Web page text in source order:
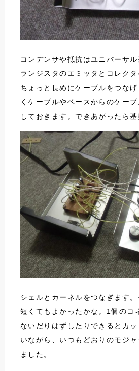
コンデンサや抵抗はユニバーサ
ランジスタのエミッタとコレク
ちょっと長めにケーブルをつな
くケーブルやベースからのケー
しておきます。できあがったら基
シェルとカーネルをつなぎます
短くてもよかったかな。1個のコ
ないだりはずしたりできるとカ
いながら、いつもどおりのモジ
ました。